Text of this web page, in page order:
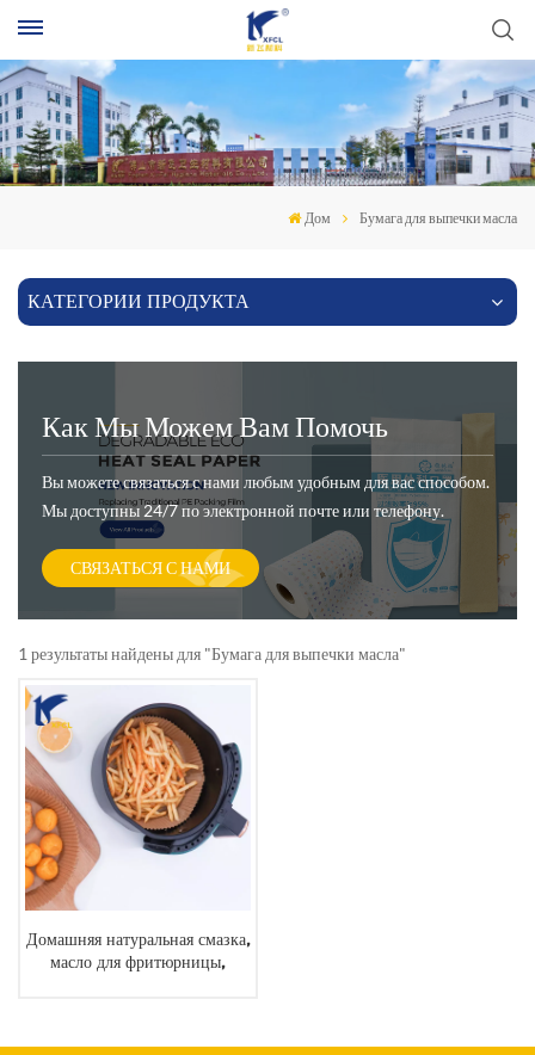
Дом Бумага для выпечки масла
КАТЕГОРИИ ПРОДУКТА
Как Мы Можем Вам Помочь
Вы можете связаться с нами любым удобным для вас способом.
Мы доступны 24/7 по электронной почте или телефону.
СВЯЗАТЬСЯ С НАМИ
1 результаты найдены для "Бумага для выпечки масла"
Домашняя натуральная смазка,
масло для фритюрницы,